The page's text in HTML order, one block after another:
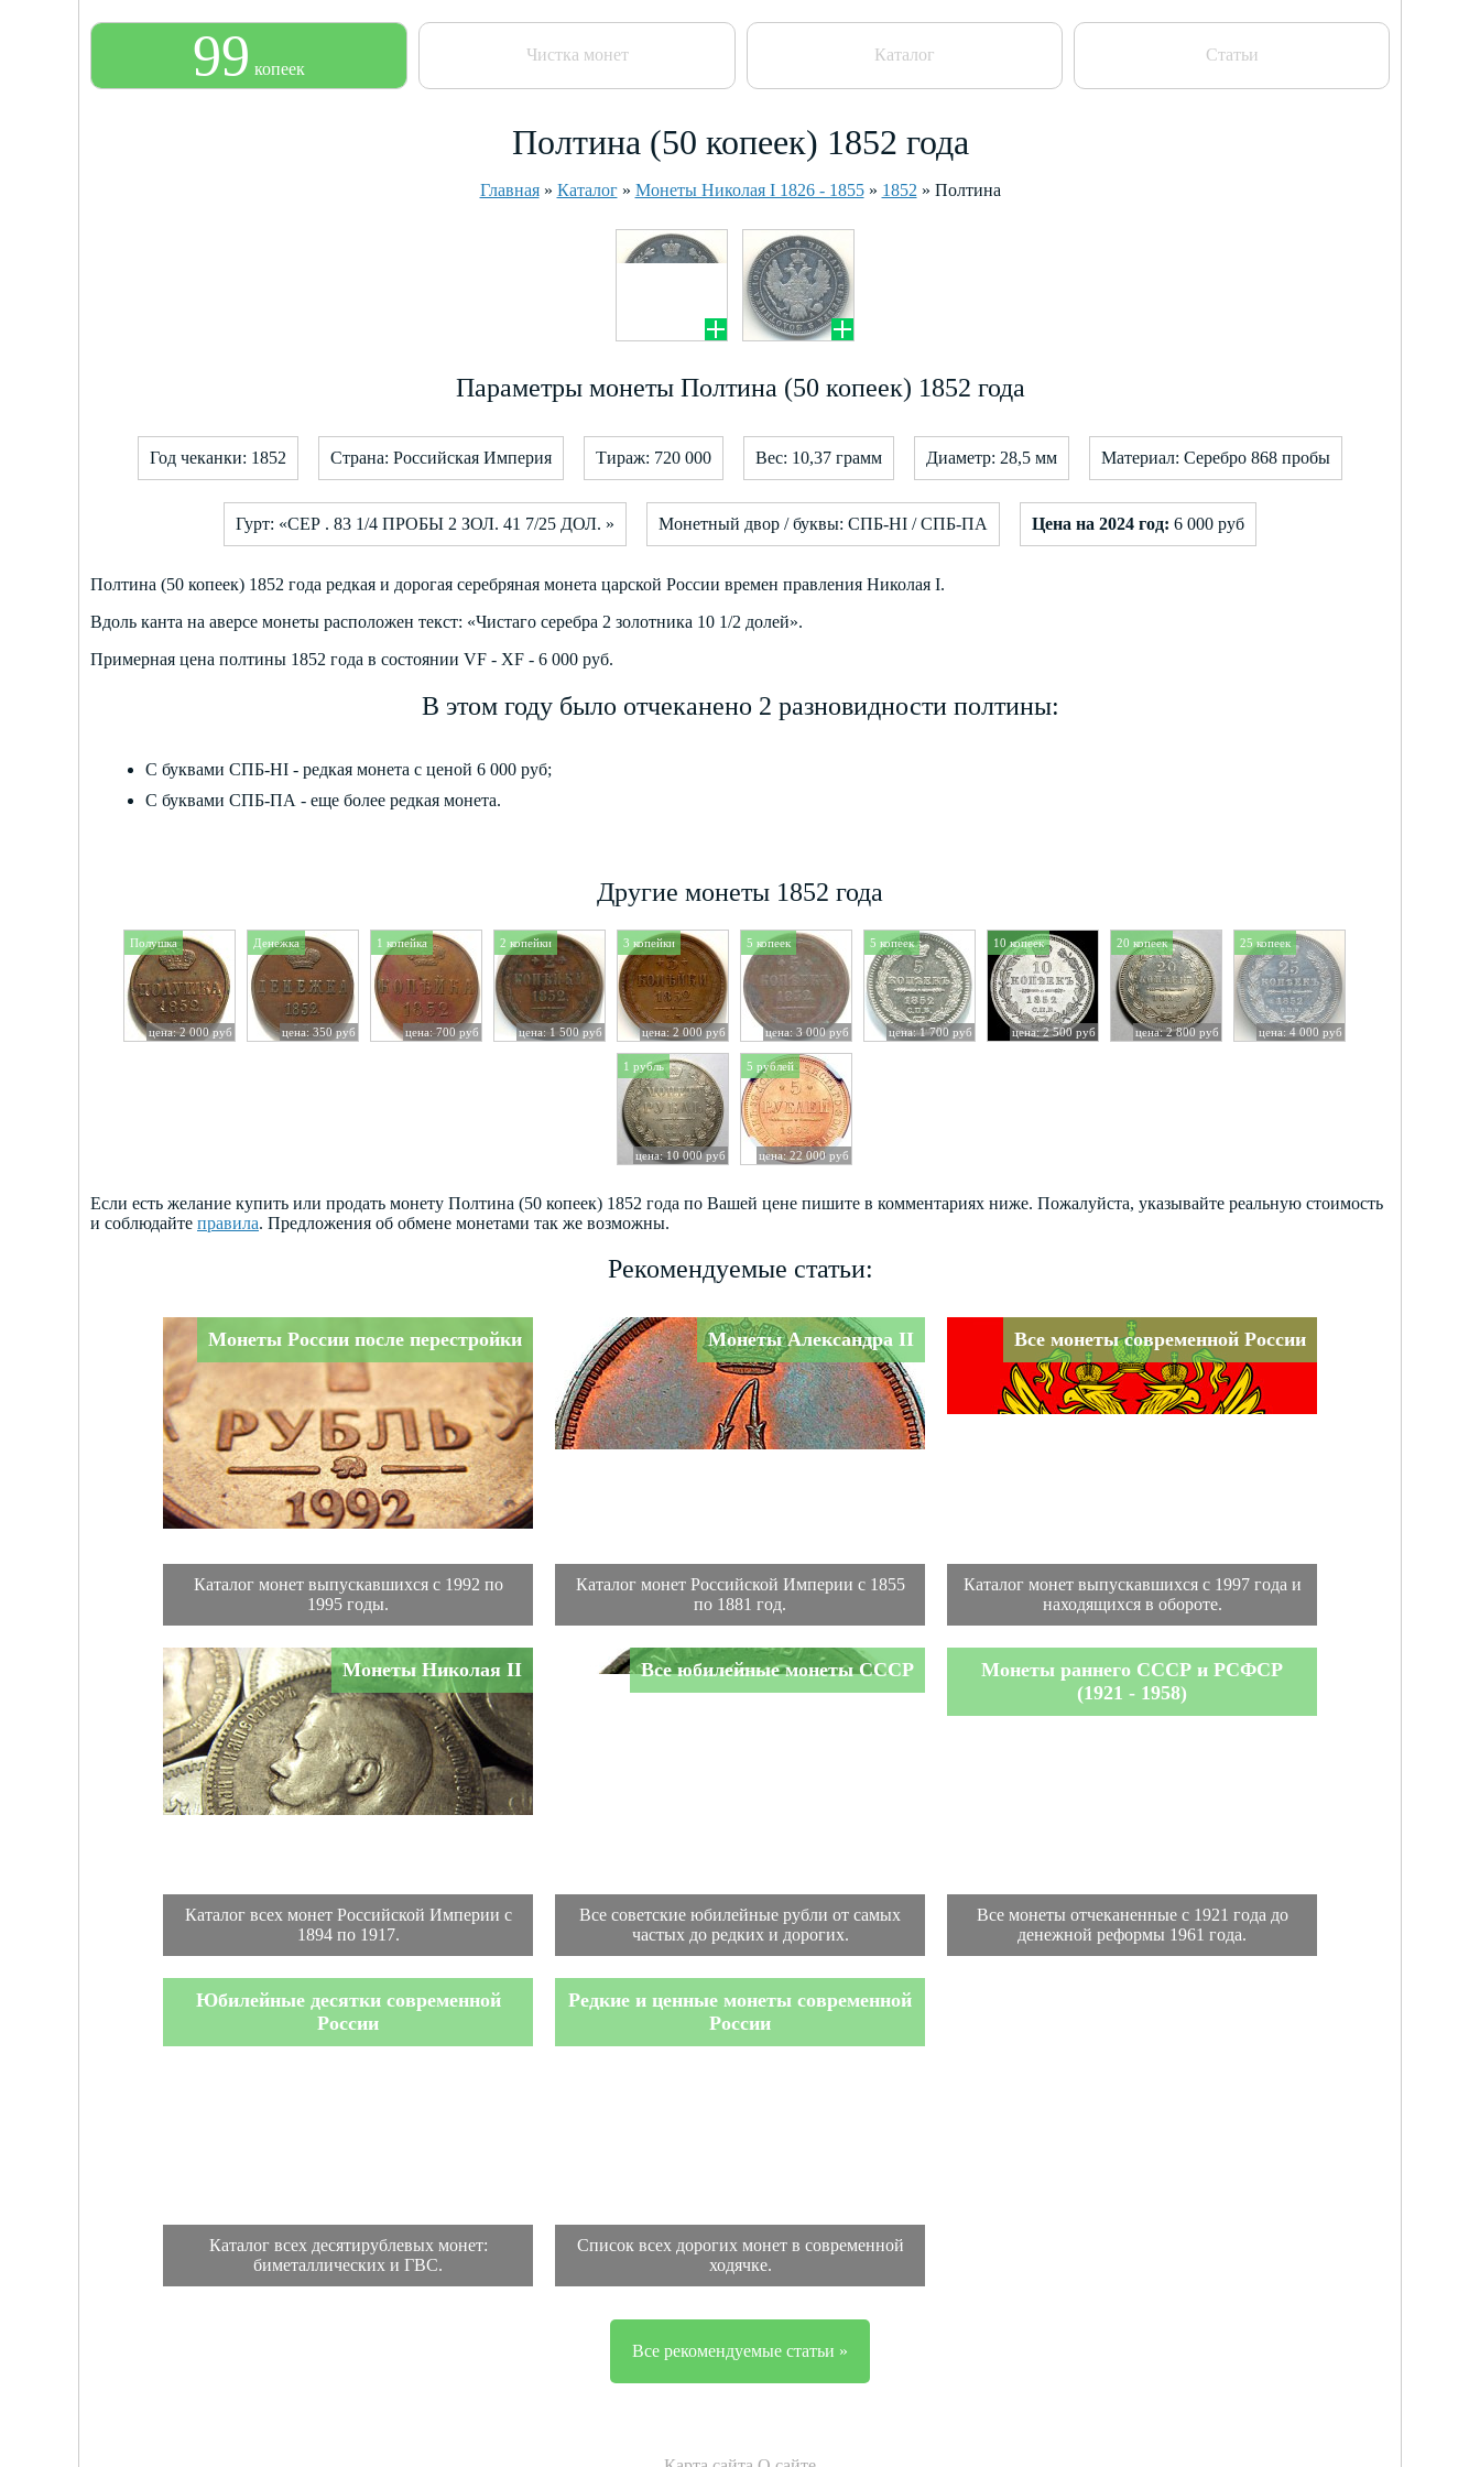
99 копеек
Чистка монет Каталог Статьи
Полтина (50 копеек) 1852 года
Главная» Каталог» Монеты Николая I 1826 - 1855» 1852 » Полтина
Параметры монеты Полтина (50 копеек) 1852 года
Год чеканки: 1852 Страна: Российская Империя Тираж: 720 000 Вес: 10,37 грамм Диаметр: 28,5 мм Материал: Серебро 868 пробы
Гурт: «СЕР . 83 1/4 ПРОБЫ 2 ЗОЛ. 41 7/25 ДОЛ. » Монетный двор / буквы: СПБ-HI / СПБ-ПА Цена на 2024 год: 6 000 руб
Полтина (50 копеек) 1852 года редкая и дорогая серебряная монета царской России времен правления Николая I.
Вдоль канта на аверсе монеты расположен текст: «Чистаго серебра 2 золотника 10 1/2 долей».
Примерная цена полтины 1852 года в состоянии VF - XF - 6 000 руб.
В этом году было отчеканено 2 разновидности полтины:
С буквами СПБ-HI - редкая монета с ценой 6 000 руб;
С буквами СПБ-ПА - еще более редкая монета.
Другие монеты 1852 года
Полушка
цена: 2 000 руб
Денежка
цена: 350 руб
1 копейка
цена: 700 руб
2 копейки
цена: 1 500 руб
3 копейки
цена: 2 000 руб
5 копеек
цена: 3 000 руб
5 копеек
цена: 1 700 руб
10 копеек
цена: 2 500 руб
20 копеек
цена: 2 800 руб
25 копеек
цена: 4 000 руб
1 рубль
цена: 10 000 руб
5 рублей
цена: 22 000 руб
Если есть желание купить или продать монету Полтина (50 копеек) 1852 года по Вашей цене пишите в комментариях ниже. Пожалуйста, указывайте реальную стоимость
и соблюдайте правила. Предложения об обмене монетами так же возможны.
Рекомендуемые статьи:
Монеты России после перестройки
Каталог монет выпускавшихся с 1992 по
1995 годы.
Монеты Александра II
Каталог монет Российской Империи с 1855
по 1881 год.
Все монеты современной России
Каталог монет выпускавшихся с 1997 года и
находящихся в обороте.
Монеты Николая II
Каталог всех монет Российской Империи с
1894 по 1917.
Все юбилейные монеты СССР
Все советские юбилейные рубли от самых
частых до редких и дорогих.
Монеты раннего СССР и РСФСР
(1921 - 1958)
Все монеты отчеканенные с 1921 года до
денежной реформы 1961 года.
Юбилейные десятки современной
России
Каталог всех десятирублевых монет:
биметаллических и ГВС.
Редкие и ценные монеты современной
России
Список всех дорогих монет в современной
ходячке.
Все рекомендуемые статьи »